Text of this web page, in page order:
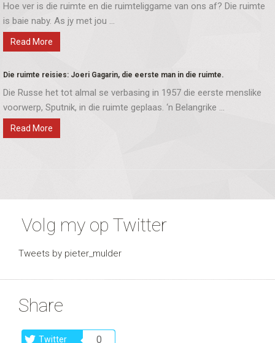
Hoe ver is die ruimte en die ruimteliggame van ons af? Die ruimte
is baie naby. As jy met jou ...
Read More
Die ruimte reisies: Joeri Gagarin, die eerste man in die ruimte.
Die Russe het tot almal se verbasing in 1957 die eerste menslike
voorwerp, Sputnik, in die ruimte geplaas. ‘n Belangrike ...
Read More
Volg my op Twitter
Tweets by pieter_mulder
Share
Twitter 0